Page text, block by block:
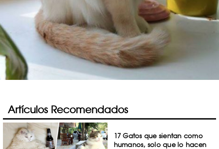
Artículos Recomendados
17 Gatos que sientan como
humanos, solo que lo hacen